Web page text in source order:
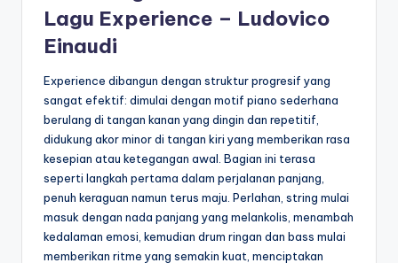
Lagu Experience – Ludovico
Einaudi
Experience dibangun dengan struktur progresif yang
sangat efektif: dimulai dengan motif piano sederhana
berulang di tangan kanan yang dingin dan repetitif,
didukung akor minor di tangan kiri yang memberikan rasa
kesepian atau ketegangan awal. Bagian ini terasa
seperti langkah pertama dalam perjalanan panjang,
penuh keraguan namun terus maju. Perlahan, string mulai
masuk dengan nada panjang yang melankolis, menambah
kedalaman emosi, kemudian drum ringan dan bass mulai
memberikan ritme yang semakin kuat, menciptakan